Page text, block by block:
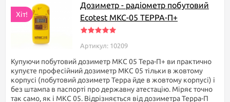
Хіт!
Дозиметр - радіометр побутовий
Ecotest МКС-05 TEPPA-П+
Артикул: 10209
Купуючи побутовий дозиметр МКС 05 Тера-П+ ви практично
купуєте професійний дозиметр МКС 05 тільки в жовтому
корпусі (побутовий дозиметр Терра йде в жовтому корпусі) і
без штампа в паспорті про державну атестацію. Міряє точно
так само, як і МКС 05. Відрізняється від дозиметра Терра-П